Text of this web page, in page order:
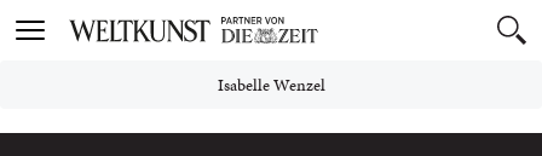
Toggle
Isabelle Wenzel